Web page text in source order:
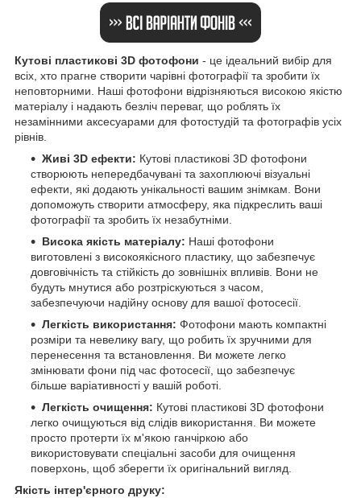
Кутові пластикові 3D фотофони - це ідеальний вибір для
всіх, хто прагне створити чарівні фотографії та зробити їх
неповторними. Наші фотофони відрізняються високою якістю
матеріалу і надають безліч переваг, що роблять їх
незамінними аксесуарами для фотостудій та фотографів усіх
рівнів.
Живі 3D ефекти: Кутові пластикові 3D фотофони
створюють непередбачувані та захоплюючі візуальні
ефекти, які додають унікальності вашим знімкам. Вони
допоможуть створити атмосферу, яка підкреслить ваші
фотографії та зробить їх незабутніми.
Висока якість матеріалу: Наші фотофони
виготовлені з високоякісного пластику, що забезпечує
довговічність та стійкість до зовнішніх впливів. Вони не
будуть мнутися або розтріскуються з часом,
забезпечуючи надійну основу для вашої фотосесії.
Легкість використання: Фотофони мають компактні
розміри та невелику вагу, що робить їх зручними для
перенесення та встановлення. Ви можете легко
змінювати фони під час фотосесії, що забезпечує
більше варіативності у вашій роботі.
Легкість очищення: Кутові пластикові 3D фотофони
легко очищуються від слідів використання. Ви можете
просто протерти їх м'якою ганчіркою або
використовувати спеціальні засоби для очищення
поверхонь, щоб зберегти їх оригінальний вигляд.
Якість інтер'єрного друку: